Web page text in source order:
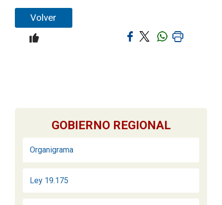
Volver
GOBIERNO REGIONAL
Organigrama
Ley 19.175